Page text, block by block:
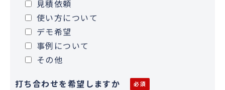
見積依頼
使い方について
デモ希望
事例について
その他
打ち合わせを希望しますか